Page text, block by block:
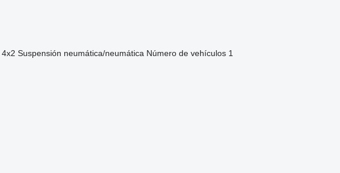
4x2 Suspensión neumática/neumática Número de vehículos 1